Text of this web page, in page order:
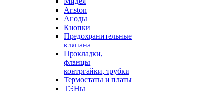
Ariston
Аноды
Кнопки
Предохранительные
клапана
Прокладки,
фланцы,
контргайки, трубки
Термостаты и платы
ТЭНы